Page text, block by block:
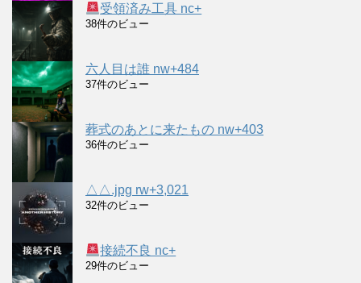
受領済み工具 nc+
38件のビュー
六人目は誰 nw+484
37件のビュー
葬式のあとに来たもの nw+403
36件のビュー
△△.jpg rw+3,021
32件のビュー
接続不良 nc+
29件のビュー